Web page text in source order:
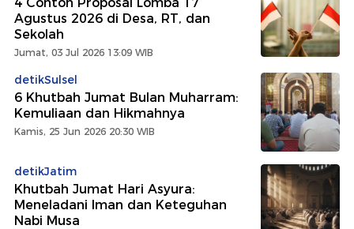
Agustus 2026 di Desa, RT, dan
Sekolah
Jumat, 03 Jul 2026 13:09 WIB
detikSulsel
6 Khutbah Jumat Bulan Muharram:
Kemuliaan dan Hikmahnya
Kamis, 25 Jun 2026 20:30 WIB
detikJatim
Khutbah Jumat Hari Asyura:
Meneladani Iman dan Keteguhan
Nabi Musa